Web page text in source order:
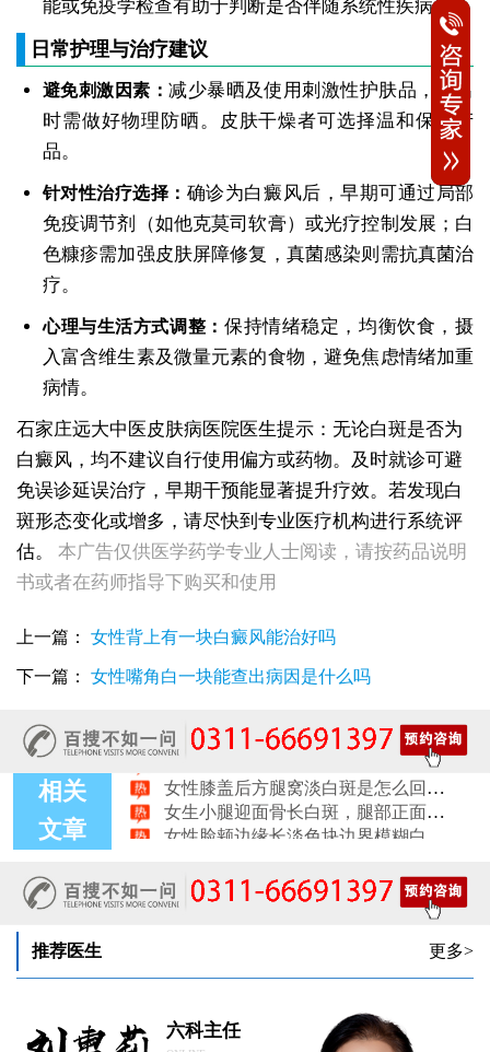
能或免疫学检查有助于判断是否伴随系统性疾病。
日常护理与治疗建议
避免刺激因素：减少暴晒及使用刺激性护肤品，外出
时需做好物理防晒。皮肤干燥者可选择温和保湿产
品。
针对性治疗选择： 确诊为白癜风后，早期可通过局部
免疫调节剂（如他克莫司软膏）或光疗控制发展；白
色糠疹需加强皮肤屏障修复，真菌感染则需抗真菌治
疗。
心理与生活方式调整： 保持情绪稳定，均衡饮食，摄
入富含维生素及微量元素的食物，避免焦虑情绪加重
病情。
石家庄远大中医皮肤病医院医生提示：无论白斑是否为
白癜风，均不建议自行使用偏方或药物。及时就诊可避
免误诊延误治疗，早期干预能显著提升疗效。若发现白
斑形态变化或增多，请尽快到专业医疗机构进行系统评
估。
本广告仅供医学药学专业人士阅读，请按药品说明
书或者在药师指导下购买和使用
上一篇： 女性背上有一块白癜风能治好吗
下一篇： 女性嘴角白一块能查出病因是什么吗
相关
文章
女性后背腰窝长小白点凹陷处色素变淡，是白癜风早期症状吗
女生脚踝骨节凸起处长白斑 脱色原因与应对方法
女性小腿冒出小白点，浅色斑点是白癜风吗
女性全身零星长浅白点多处小块白斑是什么
女性尾椎骨白斑是白癜风吗后背浅色皮损判断
女生腰窝长白斑凹陷脱色 警惕白癜风迹象
眼角细小白点、眼周浅色斑块，严重吗
女生鼻翼下方长淡白斑怎么回事？鼻下皮肤发白原因详解
女性膝盖后方腿窝淡白斑是怎么回事 隐蔽处白斑咨询
女生小腿迎面骨长白斑，腿部正面发白解答
女性脸颊边缘长淡色块边界模糊白斑是怎么回事
女生手腕外侧长小白斑且日常活动发白，警惕白癜风信号
推荐医生 更多>
六科主任